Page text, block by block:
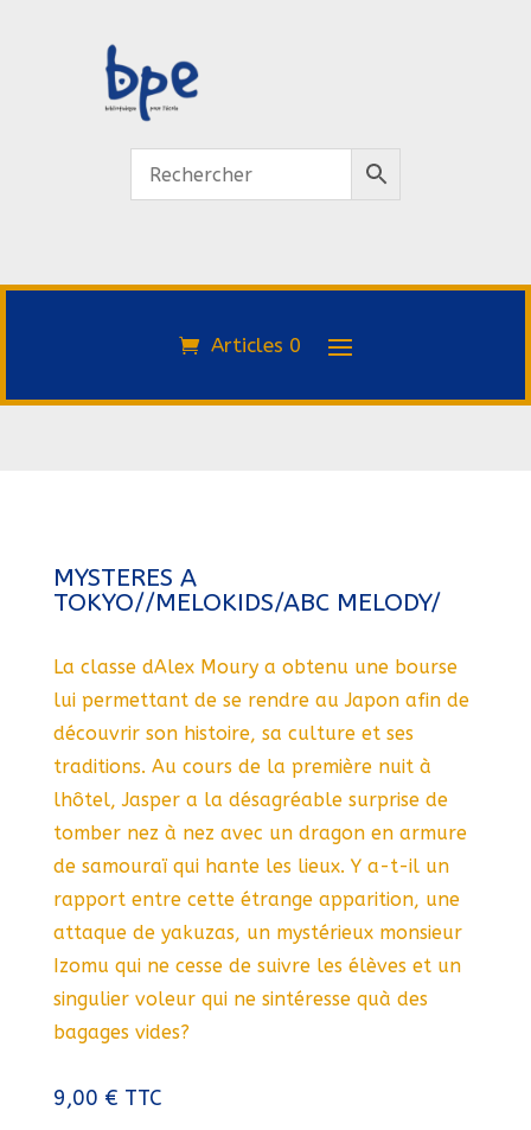
Articles 0
MYSTERES A
TOKYO//MELOKIDS/ABC MELODY/
La classe dAlex Moury a obtenu une bourse
lui permettant de se rendre au Japon afin de
découvrir son histoire, sa culture et ses
traditions. Au cours de la première nuit à
lhôtel, Jasper a la désagréable surprise de
tomber nez à nez avec un dragon en armure
de samouraï qui hante les lieux. Y a-t-il un
rapport entre cette étrange apparition, une
attaque de yakuzas, un mystérieux monsieur
Izomu qui ne cesse de suivre les élèves et un
singulier voleur qui ne sintéresse quà des
bagages vides?
9,00 € TTC